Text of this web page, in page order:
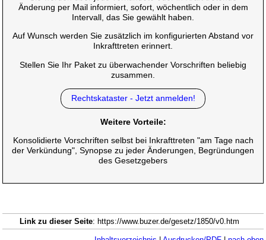
Änderung per Mail informiert, sofort, wöchentlich oder in dem
Intervall, das Sie gewählt haben.
Auf Wunsch werden Sie zusätzlich im konfigurierten Abstand vor
Inkrafttreten erinnert.
Stellen Sie Ihr Paket zu überwachender Vorschriften beliebig
zusammen.
Rechtskataster - Jetzt anmelden!
Weitere Vorteile:
Konsolidierte Vorschriften selbst bei Inkrafttreten "am Tage nach
der Verkündung", Synopse zu jeder Änderungen, Begründungen
des Gesetzgebers
Link zu dieser Seite: https://www.buzer.de/gesetz/1850/v0.htm